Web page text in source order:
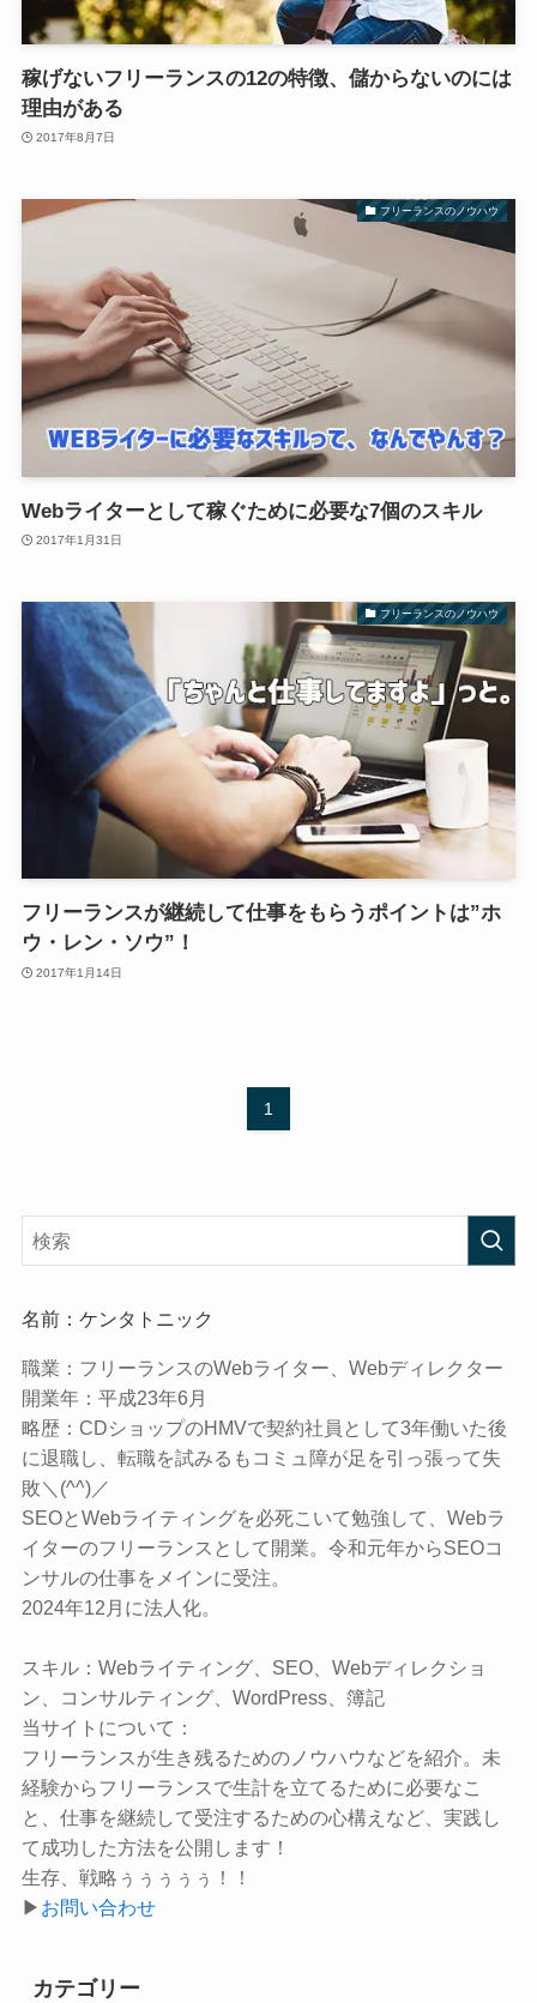
稼げないフリーランスの12の特徴、儲からないのには
理由がある
2017年8月7日
フリーランスのノウハウ
Webライターとして稼ぐために必要な7個のスキル
2017年1月31日
フリーランスのノウハウ
フリーランスが継続して仕事をもらうポイントは”ホ
ウ・レン・ソウ”！
2017年1月14日
1
名前：ケンタトニック
職業： フリーランスのWebライター、Webディレクター
開業年： 平成23年6月
略歴： CDショップのHMVで契約社員として3年働いた後
に退職し、転職を試みるもコミュ障が足を引っ張って失
敗＼(^^)／
SEOとWebライティングを必死こいて勉強して、Webラ
イターのフリーランスとして開業。令和元年からSEOコ
ンサルの仕事をメインに受注。
2024年12月に法人化。
スキル： Webライティング、SEO、Webディレクショ
ン、コンサルティング、WordPress、簿記
当サイトについて：
フリーランスが生き残るためのノウハウなどを紹介。未
経験からフリーランスで生計を立てるために必要なこ
と、仕事を継続して受注するための心構えなど、実践し
て成功した方法を公開します！
生存、戦略ぅぅぅぅぅ！！
▶ お問い合わせ
カテゴリー